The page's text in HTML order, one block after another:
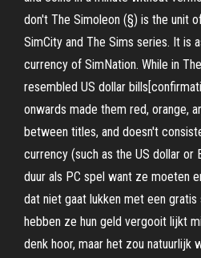
don't The Simoleon (§) is the unit
SimCity and The Sims series. It is
currency of SimNation. While in
resembled US dollar
onwards made them red, orange,
between titles, and doesn't
currency (such as the US dollar or
duur als PC spel want ze moeten
dat niet gaat lukken met een
hebben ze hun geld vergooit lijkt
denk hoor, maar het zou natuurlijk